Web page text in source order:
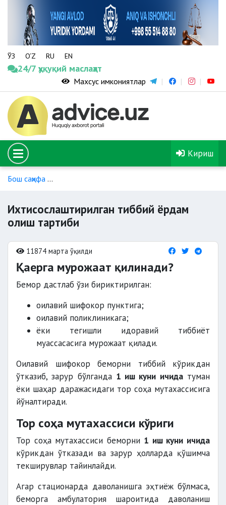
ЎЗ O‘Z RU EN
24/7 ҳуқуқий маслаҳат
Махсус имкониятлар
Кириш
Бош саҳифа
Ихтисослаштирилган тиббий ёрдам
олиш тартиби
11874 марта ўқилди
Қаерга мурожаат қилинади?
Бемор дастлаб ўзи бириктирилган:
оилавий шифокор пунктига;
оилавий поликлиникага;
ёки тегишли идоравий тиббиёт
муассасасига мурожаат қилади.
Оилавий шифокор беморни тиббий кўрикдан
ўтказиб, зарур бўлганда 1 иш куни ичидатуман
ёки шаҳар даражасидаги тор соҳа мутахассисига
йўналтиради.
Тор соҳа мутахассиси кўриги
Тор соҳа мутахассиси беморни 1 иш куни ичида
кўрикдан ўтказади ва зарур ҳолларда қўшимча
текширувлар тайинлайди.
Агар стационарда даволанишга эҳтиёж бўлмаса,
беморга амбулатория шароитида даволаниш